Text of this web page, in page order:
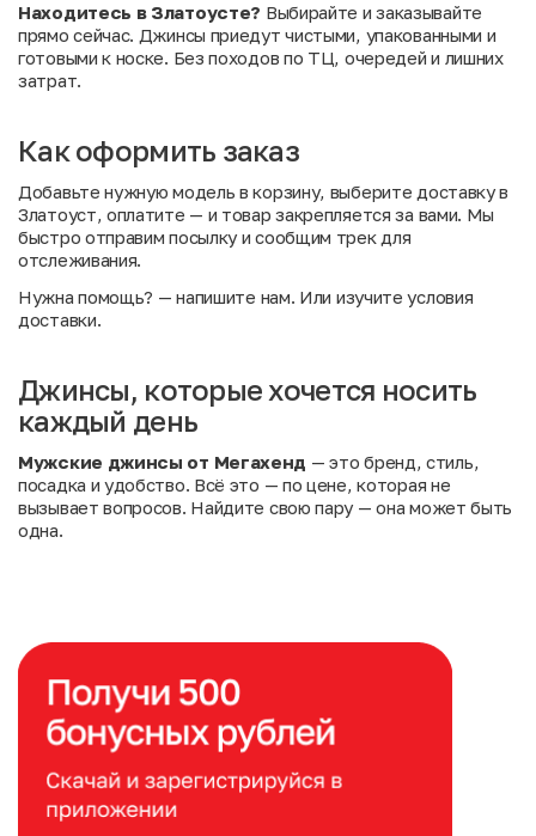
Находитесь в Златоусте? Выбирайте и заказывайте
прямо сейчас. Джинсы приедут чистыми, упакованными и
готовыми к носке. Без походов по ТЦ, очередей и лишних
затрат.
Как оформить заказ
Добавьте нужную модель в корзину, выберите доставку в
Златоуст, оплатите — и товар закрепляется за вами. Мы
быстро отправим посылку и сообщим трек для
отслеживания.
Нужна помощь? — напишите нам. Или изучите условия
доставки.
Джинсы, которые хочется носить
каждый день
Мужские джинсы от Мегахенд — это бренд, стиль,
посадка и удобство. Всё это — по цене, которая не
вызывает вопросов. Найдите свою пару — она может быть
одна.